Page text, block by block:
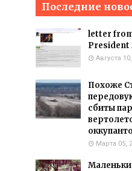
Последние
letter
President
Августа
Похоже
сбиты
Марта 05,